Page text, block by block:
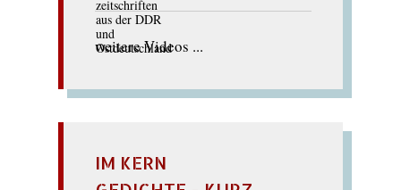
weitere Videos ...
IM KERN